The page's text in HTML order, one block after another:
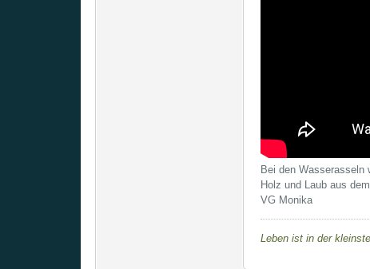
Bei den Wasserasseln
Holz und Laub aus
VG Monika
Leben ist in der